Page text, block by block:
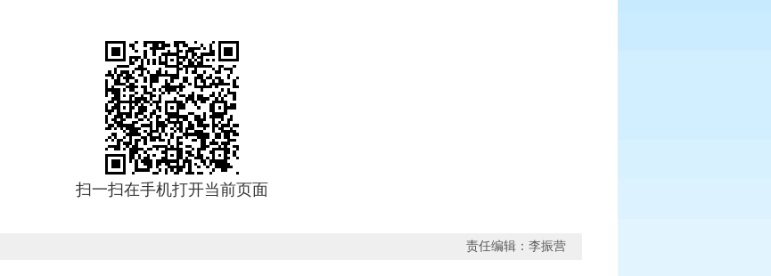
扫一扫在手机打开当前页面
责任编辑：李振营